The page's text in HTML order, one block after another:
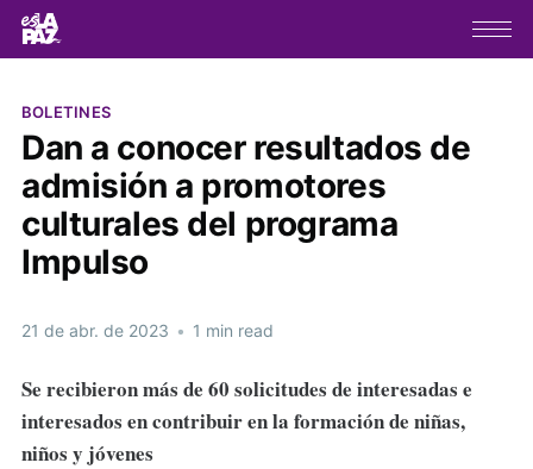
BOLETINES
Dan a conocer resultados de
admisión a promotores
culturales del programa
Impulso
21 de abr. de 2023 • 1 min read
Se recibieron más de 60 solicitudes de interesadas e
interesados en contribuir en la formación de niñas,
niños y jóvenes